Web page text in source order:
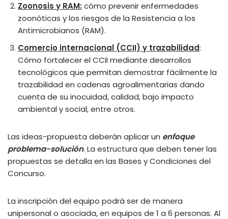
Zoonosis y RAM: cómo prevenir enfermedades
zoonóticas y los riesgos de la Resistencia a los
Antimicrobianos (RAM).
Comercio internacional (CCII) y trazabilidad:
Cómo fortalecer el CCII mediante desarrollos
tecnológicos que permitan demostrar fácilmente la
trazabilidad en cadenas agroalimentarias dando
cuenta de su inocuidad, calidad, bajo impacto
ambiental y social, entre otros.
Las ideas-propuesta deberán aplicar un enfoque
problema-solución. La estructura que deben tener las
propuestas se detalla en las Bases y Condiciones del
Concurso.
La inscripción del equipo podrá ser de manera
unipersonal o asociada, en equipos de 1 a 6 personas. Al